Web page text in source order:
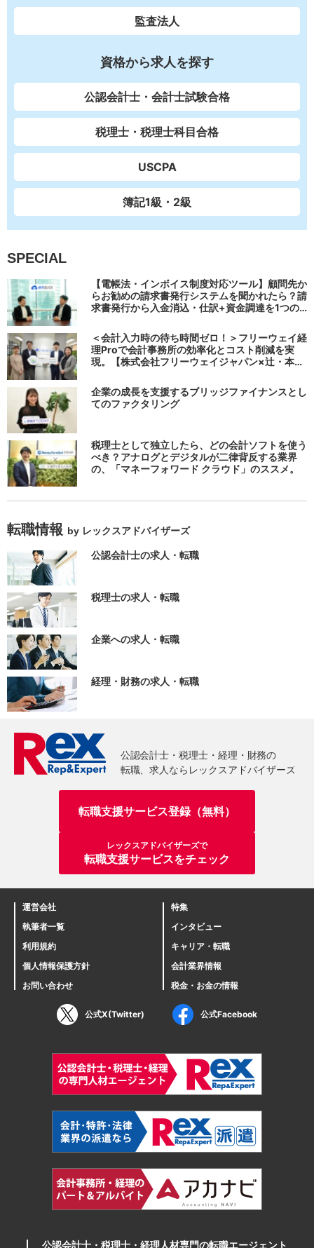
監査法人
資格から求人を探す
公認会計士・会計士試験合格
税理士・税理士科目合格
USCPA
簿記1級・2級
SPECIAL
【電帳法・インボイス制度対応ツール】顧問先か
らお勧めの請求書発行システムを聞かれたら？請
求書発行から入金消込・仕訳+資金調達を1つの
＜会計入力時の待ち時間ゼロ！＞フリーウェイ経
理Proで会計事務所の効率化とコスト削減を実
現。【株式会社フリーウェイジャパン×辻・本郷
企業の成長を支援するブリッジファイナンスとし
てのファクタリング
税理士として独立したら、どの会計ソフトを使う
べき？アナログとデジタルが二律背反する業界
の、「マネーフォワード クラウド」のススメ。
転職情報 by レックスアドバイザーズ
公認会計士の求人・転職
税理士の求人・転職
企業への求人・転職
経理・財務の求人・転職
転職支援サービス登録（無料）
レックスアドバイザーズで
転職支援サービスをチェック
運営会社
執筆者一覧
利用規約
個人情報保護方針
お問い合わせ
特集
インタビュー
キャリア・転職
会計業界情報
税金・お金の情報
公式X(Twitter) 公式Facebook
公認会計士・税理士・経理人材専門の転職エージェント